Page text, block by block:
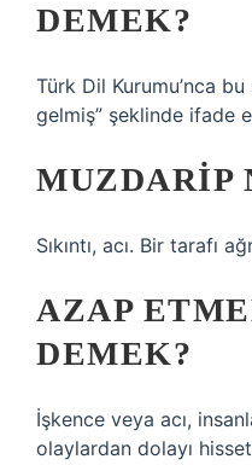
DEMEK?
Türk Dil Kurumu’nca
gelmiş” şeklinde ifade
MUZDARIP
Sıkıntı, acı. Bir tarafı
AZAP
DEMEK?
İşkence veya acı,
olaylardan dolayı